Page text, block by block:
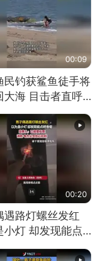
00:09
民钓获鲨鱼徒手将
大海 目击者直呼
视频来源：参考
00:20
遇路灯螺丝发红
小灯 却发现能点
当事人：已报警